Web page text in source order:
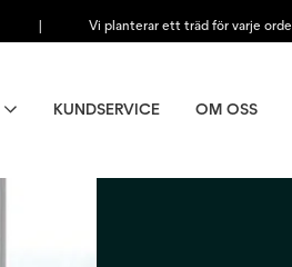
| Vi planterar ett träd för varje
KUNDSERVICE OM OSS